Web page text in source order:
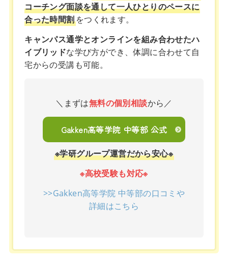
コーチング面談を通して一人ひとりのペースに
合った時間割をつくれます。
キャンパス通学とオンラインを組み合わせたハ
イブリッドな学び方ができ、体調に合わせて自
宅からの受講も可能。
＼まずは無料の個別相談から／
Gakken高等学院 中等部 公式
※学研グループ運営だから安心※
※高校受験も対応※
>>Gakken高等学院 中等部の口コミや
詳細はこちら